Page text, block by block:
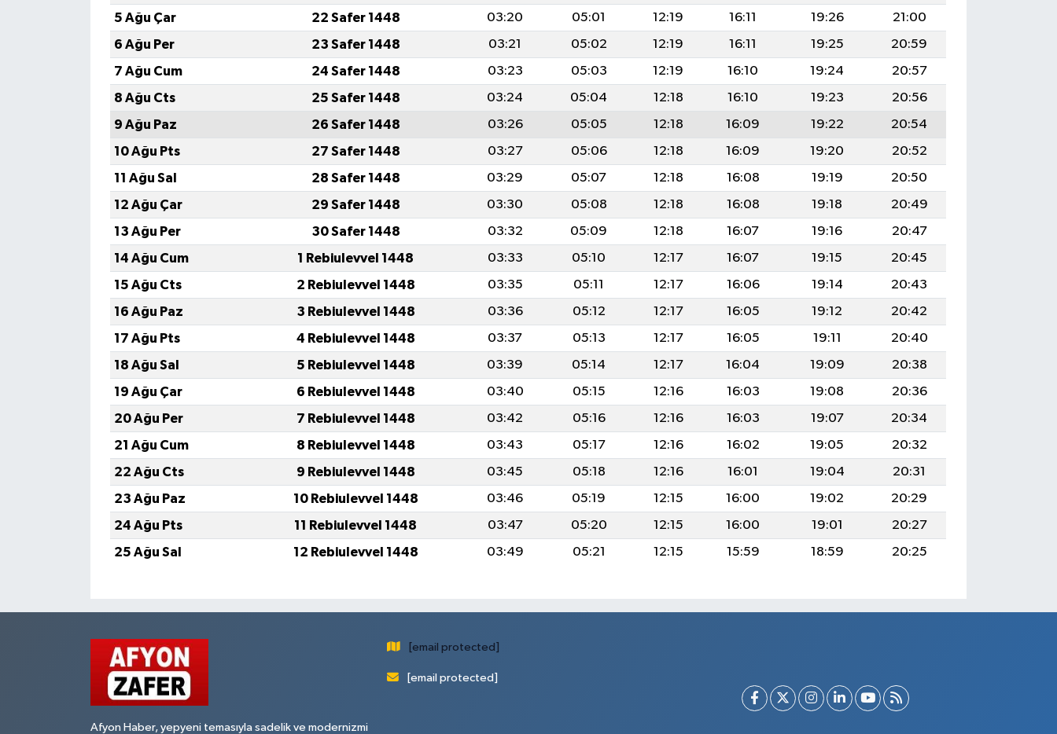
5 Ağu Çar
22 Safer 1448 03:20 05:01 12:19 16:11 19:26
21:00
6 Ağu Per
23 Safer 1448 03:21 05:02 12:19 16:11 19:25
20:59
7 Ağu Cum
24 Safer 1448 03:23 05:03 12:19 16:10 19:24
20:57
8 Ağu Cts
25 Safer 1448 03:24 05:04 12:18 16:10 19:23
20:56
9 Ağu Paz
26 Safer 1448 03:26 05:05 12:18 16:09 19:22
20:54
10 Ağu Pts
27 Safer 1448 03:27 05:06 12:18 16:09 19:20
20:52
11 Ağu Sal
28 Safer 1448 03:29 05:07 12:18 16:08 19:19
20:50
12 Ağu Çar
29 Safer 1448 03:30 05:08 12:18 16:08 19:18
20:49
13 Ağu Per
30 Safer 1448 03:32 05:09 12:18 16:07 19:16
20:47
14 Ağu Cum
1 Rebiulevvel 1448 03:33 05:10 12:17 16:07 19:15
20:45
15 Ağu Cts
2 Rebiulevvel 1448 03:35 05:11 12:17 16:06 19:14
20:43
16 Ağu Paz
3 Rebiulevvel 1448 03:36 05:12 12:17 16:05 19:12
20:42
17 Ağu Pts
4 Rebiulevvel 1448 03:37 05:13 12:17 16:05 19:11
20:40
18 Ağu Sal
5 Rebiulevvel 1448 03:39 05:14 12:17 16:04 19:09
20:38
19 Ağu Çar
6 Rebiulevvel 1448 03:40 05:15 12:16 16:03 19:08
20:36
20 Ağu Per
7 Rebiulevvel 1448 03:42 05:16 12:16 16:03 19:07
20:34
21 Ağu Cum
8 Rebiulevvel 1448 03:43 05:17 12:16 16:02 19:05
20:32
22 Ağu Cts
9 Rebiulevvel 1448 03:45 05:18 12:16 16:01 19:04
20:31
23 Ağu Paz
10 Rebiulevvel 1448 03:46 05:19 12:15 16:00 19:02
20:29
24 Ağu Pts
11 Rebiulevvel 1448 03:47 05:20 12:15 16:00 19:01
20:27
25 Ağu Sal
12 Rebiulevvel 1448 03:49 05:21 12:15 15:59 18:59 20:25
Afyon Haber, yepyeni temasıyla sadelik ve modernizmi
[email protected]
[email protected]